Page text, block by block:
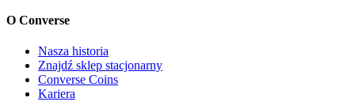
O Converse
Nasza historia
Znajdź sklep stacjonarny
Converse Coins
Kariera